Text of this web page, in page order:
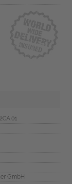
GmbH